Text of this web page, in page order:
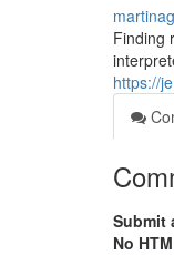
Finding
https://
Submit
No